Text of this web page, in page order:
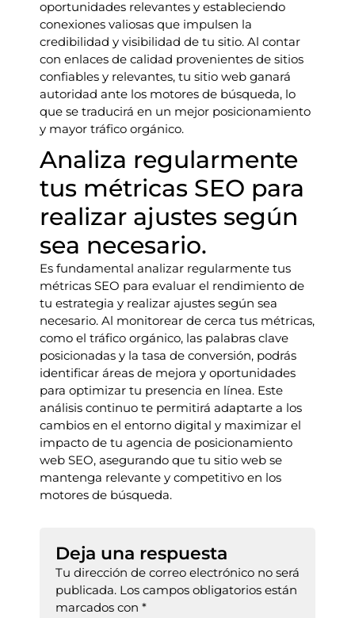
oportunidades relevantes y estableciendo
conexiones valiosas que impulsen la
credibilidad y visibilidad de tu sitio. Al contar
con enlaces de calidad provenientes de sitios
confiables y relevantes, tu sitio web ganará
autoridad ante los motores de búsqueda, lo
que se traducirá en un mejor posicionamiento
y mayor tráfico orgánico.
Analiza regularmente
tus métricas SEO para
realizar ajustes según
sea necesario.
Es fundamental analizar regularmente tus
métricas SEO para evaluar el rendimiento de
tu estrategia y realizar ajustes según sea
necesario. Al monitorear de cerca tus métricas,
como el tráfico orgánico, las palabras clave
posicionadas y la tasa de conversión, podrás
identificar áreas de mejora y oportunidades
para optimizar tu presencia en línea. Este
análisis continuo te permitirá adaptarte a los
cambios en el entorno digital y maximizar el
impacto de tu agencia de posicionamiento
web SEO, asegurando que tu sitio web se
mantenga relevante y competitivo en los
motores de búsqueda.
Deja una respuesta
Tu dirección de correo electrónico no será
publicada. Los campos obligatorios están
marcados con *